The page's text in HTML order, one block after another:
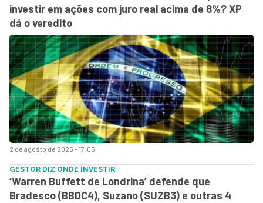
2 de agosto de 2026 - 17:05
investir em ações com juro real acima de 8%? XP
dá o veredito
GESTOR DIZ ONDE INVESTIR
‘Warren Buffett de Londrina’ defende que
Bradesco (BBDC4), Suzano (SUZB3) e outras 4